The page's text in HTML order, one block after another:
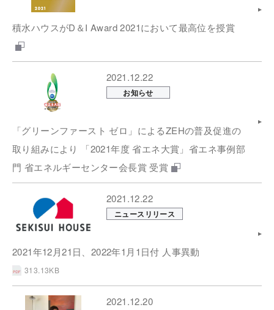
積水ハウスがD＆I Award 2021において最高位を授賞
2021.12.22
お知らせ
「グリーンファースト ゼロ」によるZEHの普及促進の
取り組みにより 「2021年度 省エネ大賞」省エネ事例部
門 省エネルギーセンター会長賞 受賞
2021.12.22
ニュースリリース
2021年12月21日、2022年1月1日付 人事異動
313.13KB
2021.12.20